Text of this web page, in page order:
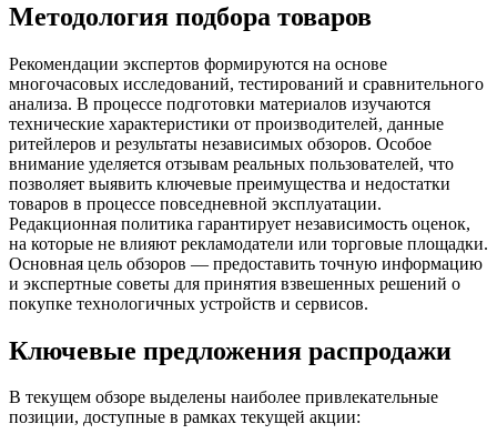
Методология подбора товаров
Рекомендации экспертов формируются на основе
многочасовых исследований, тестирований и сравнительного
анализа. В процессе подготовки материалов изучаются
технические характеристики от производителей, данные
ритейлеров и результаты независимых обзоров. Особое
внимание уделяется отзывам реальных пользователей, что
позволяет выявить ключевые преимущества и недостатки
товаров в процессе повседневной эксплуатации.
Редакционная политика гарантирует независимость оценок,
на которые не влияют рекламодатели или торговые площадки.
Основная цель обзоров — предоставить точную информацию
и экспертные советы для принятия взвешенных решений о
покупке технологичных устройств и сервисов.
Ключевые предложения распродажи
В текущем обзоре выделены наиболее привлекательные
позиции, доступные в рамках текущей акции: